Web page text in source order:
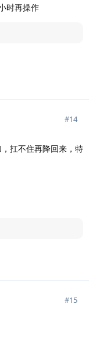
时再操作
#14
扛不住再降回来，特
#15